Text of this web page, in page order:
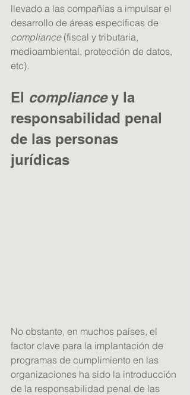
llevado a las compañías a impulsar el
desarrollo de áreas específicas de
compliance (fiscal y tributaria,
medioambiental, protección de datos,
etc).
El compliance y la
responsabilidad penal
de las personas
jurídicas
No obstante, en muchos países, el
factor clave para la implantación de
programas de cumplimiento en las
organizaciones ha sido la introducción
de la responsabilidad penal de las